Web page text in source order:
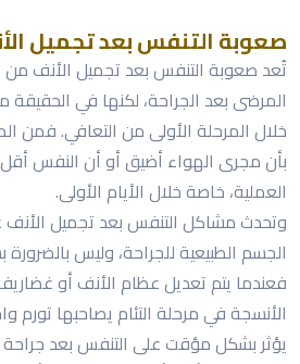
صعوبة التنفس بعد تجميل
تُعد صعوبة التنفس بعد تجميل الأنف من
المرضى بعد الجراحة، لكنها في
خلال المرحلة الأولى من التعافي. فمن
بأن مجرى الهواء أضيق أو أن النفس أقل
العملية، خاصة خلال الأيام الأولى.
وتحدث مشاكل التنفس بعد تجميل الأنف
الجسم الطبيعية للجراحة، وليس
فعندما يتم تعديل عظام الأنف أو
الأنسجة في مرحلة التئام يصاحبها تورم
يؤثر بشكل مؤقت على التنفس بعد جراحة